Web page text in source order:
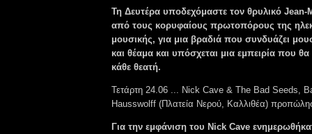
Τη Δευτέρα υποδεχόμαστε τον θρυλικό Jean-
από τους κορυφαίους πρωτοπόρους της
μουσικής, για μια βραδιά που συνδυάζει
και θέαμα και υπόσχεται μια εμπειρία που θα
κάθε θεατή.
Τετάρτη 24.06 ... Nick Cave & The Bad Seeds,
Hausswolff (Πλατεία Νερού, Καλλιθέα)
Για την εμφάνιση του Nick Cave